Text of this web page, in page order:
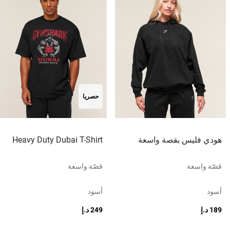
هودي فليس بقصة واسعة
قصّة واسعة
أسود
189 د.إ
حصريا
Heavy Duty Dubai T-Shirt
قصّة واسعة
أسود
249 د.إ